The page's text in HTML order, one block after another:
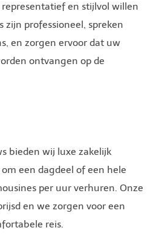
en stijlvol willen
zijn professioneel, spreken
en zorgen ervoor dat uw
ontvangen op de
bieden wij luxe zakelijk
een dagdeel of een hele
per uur verhuren. Onze
en we zorgen voor een
reis.